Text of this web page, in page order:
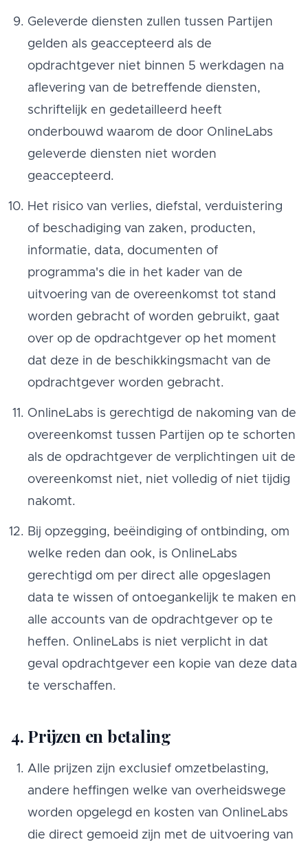
Geleverde diensten zullen tussen Partijen
gelden als geaccepteerd als de
opdrachtgever niet binnen 5 werkdagen na
aflevering van de betreffende diensten,
schriftelijk en gedetailleerd heeft
onderbouwd waarom de door OnlineLabs
geleverde diensten niet worden
geaccepteerd.
Het risico van verlies, diefstal, verduistering
of beschadiging van zaken, producten,
informatie, data, documenten of
programma's die in het kader van de
uitvoering van de overeenkomst tot stand
worden gebracht of worden gebruikt, gaat
over op de opdrachtgever op het moment
dat deze in de beschikkingsmacht van de
opdrachtgever worden gebracht.
OnlineLabs is gerechtigd de nakoming van de
overeenkomst tussen Partijen op te schorten
als de opdrachtgever de verplichtingen uit de
overeenkomst niet, niet volledig of niet tijdig
nakomt.
Bij opzegging, beëindiging of ontbinding, om
welke reden dan ook, is OnlineLabs
gerechtigd om per direct alle opgeslagen
data te wissen of ontoegankelijk te maken en
alle accounts van de opdrachtgever op te
heffen. OnlineLabs is niet verplicht in dat
geval opdrachtgever een kopie van deze data
te verschaffen.
4. Prijzen en betaling
Alle prijzen zijn exclusief omzetbelasting,
andere heffingen welke van overheidswege
worden opgelegd en kosten van OnlineLabs
die direct gemoeid zijn met de uitvoering van